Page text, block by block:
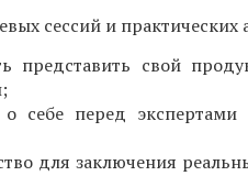
сессий и практических
представить свой
себе перед
для заключения